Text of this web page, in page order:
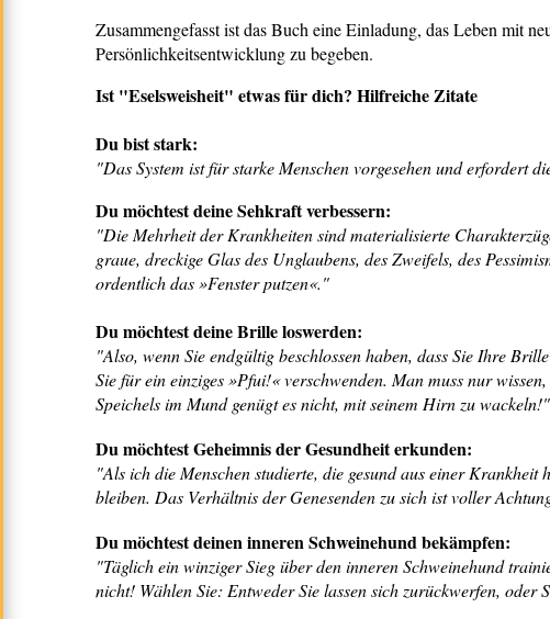
Zusammengefasst ist das Buch eine Einladung, das Leben mit
Persönlichkeitsentwicklung zu begeben.
Ist "Eselsweisheit" etwas für dich? Hilfreiche Zitate
Du bist stark:
"Das System ist für starke Menschen vorgesehen und erfordert
Du möchtest deine Sehkraft verbessern:
"Die Mehrheit der Krankheiten sind materialisierte
graue, dreckige Glas des Unglaubens, des Zweifels, des
ordentlich das »Fenster putzen«."
Du möchtest deine Brille loswerden:
"Also, wenn Sie endgültig beschlossen haben, dass Sie Ihre
Sie für ein einziges »Pfui!« verschwenden. Man muss nur
Speichels im Mund genügt es nicht, mit seinem Hirn zu wackeln!"
Du möchtest Geheimnis der Gesundheit erkunden:
"Als ich die Menschen studierte, die gesund aus einer
bleiben. Das Verhältnis der Genesenden zu sich ist voller
Du möchtest deinen inneren Schweinehund bekämpfen:
"Täglich ein winziger Sieg über den inneren Schweinehund
nicht! Wählen Sie: Entweder Sie lassen sich zurückwerfen, oder